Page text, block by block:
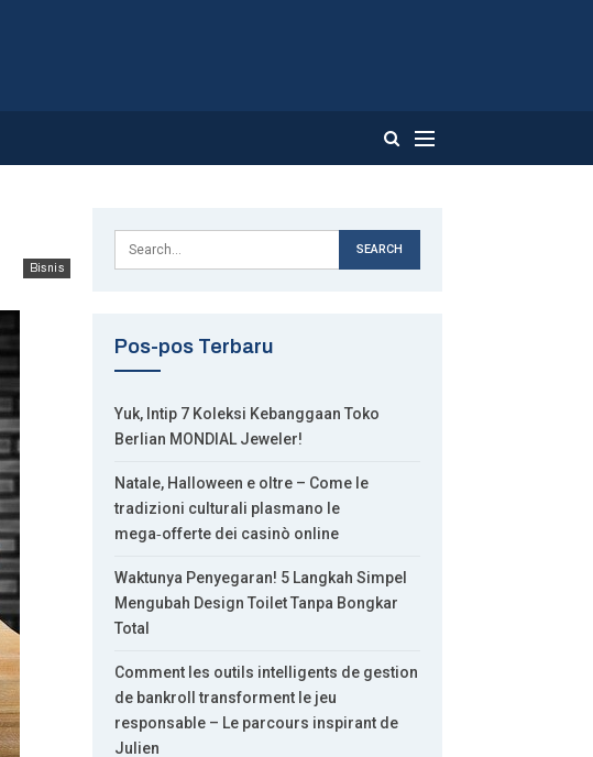
Bisnis
Pos-pos Terbaru
Yuk, Intip 7 Koleksi Kebanggaan Toko
Berlian MONDIAL Jeweler!
Natale, Halloween e oltre – Come le
tradizioni culturali plasmano le
mega‑offerte dei casinò online
Waktunya Penyegaran! 5 Langkah Simpel
Mengubah Design Toilet Tanpa Bongkar
Total
Comment les outils intelligents de gestion
de bankroll transforment le jeu
responsable – Le parcours inspirant de
Julien